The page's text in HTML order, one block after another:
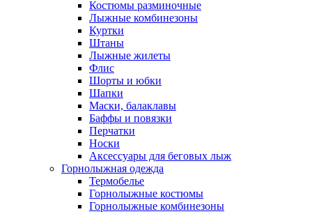
Костюмы разминочные
Лыжные комбинезоны
Куртки
Штаны
Лыжные жилеты
Флис
Шорты и юбки
Шапки
Маски, балаклавы
Баффы и повязки
Перчатки
Носки
Аксессуары для беговых лыж
Горнолыжная одежда
Термобелье
Горнолыжные костюмы
Горнолыжные комбинезоны